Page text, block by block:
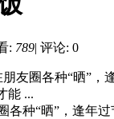
: 789| 评论: 0
友圈各种“晒”
能 ...
各种“晒”，逢年